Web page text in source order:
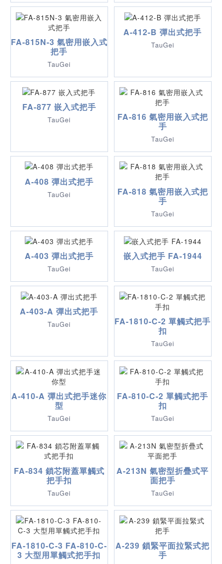
FA-815N-3 氣密用嵌入式
把手
TauGei
A-412-B 彈出式把手
TauGei
FA-877 嵌入式把手
TauGei
FA-816 氣密用嵌入式把
手
TauGei
A-408 彈出式把手
TauGei
FA-818 氣密用嵌入式把
手
TauGei
A-403 彈出式把手
TauGei
嵌入式把手 FA-1944
TauGei
A-403-A 彈出式把手
TauGei
FA-1810-C-2 單觸式把手
扣
TauGei
A-410-A 彈出式把手迷你
型
TauGei
FA-810-C-2 單觸式把手
扣
TauGei
FA-834 鎖芯附蓋單觸式
把手扣
TauGei
A-213N 氣密型折疊式平
面把手
TauGei
FA-1810-C-3 FA-810-C-
3 大型用單觸式把手扣
A-239 鎖緊平面拉緊式把
手